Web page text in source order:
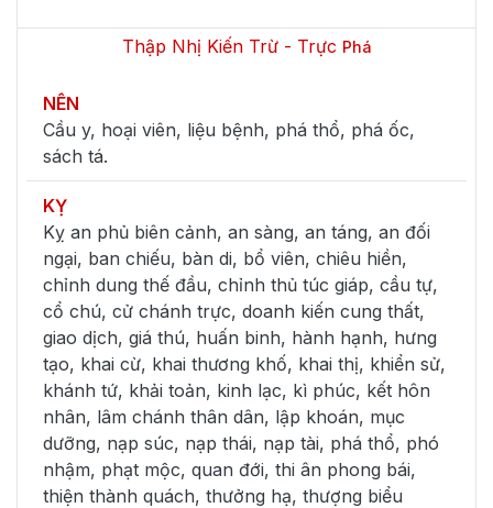
Thập Nhị Kiến Trừ - Trực Phá
NÊN
Cầu y, hoại viên, liệu bệnh, phá thổ, phá ốc,
sách tá.
KỴ
Kỵ an phủ biên cảnh, an sàng, an táng, an đối
ngại, ban chiếu, bàn di, bổ viên, chiêu hiền,
chỉnh dung thế đầu, chỉnh thủ túc giáp, cầu tự,
cổ chú, cử chánh trực, doanh kiến cung thất,
giao dịch, giá thú, huấn binh, hành hạnh, hưng
tạo, khai cừ, khai thương khố, khai thị, khiển sử,
khánh tứ, khải toản, kinh lạc, kì phúc, kết hôn
nhân, lâm chánh thân dân, lập khoán, mục
dưỡng, nạp súc, nạp thái, nạp tài, phá thổ, phó
nhậm, phạt mộc, quan đới, thi ân phong bái,
thiện thành quách, thưởng hạ, thượng biểu